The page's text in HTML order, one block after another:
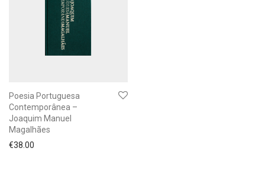
Poesia Portuguesa
Contemporânea –
Joaquim Manuel
Magalhães
€38.00